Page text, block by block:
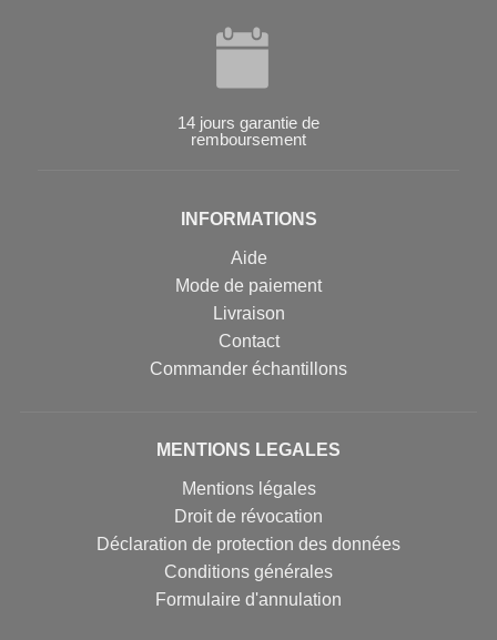
14 jours garantie de
remboursement
INFORMATIONS
Aide
Mode de paiement
Livraison
Contact
Commander échantillons
MENTIONS LEGALES
Mentions légales
Droit de révocation
Déclaration de protection des données
Conditions générales
Formulaire d'annulation